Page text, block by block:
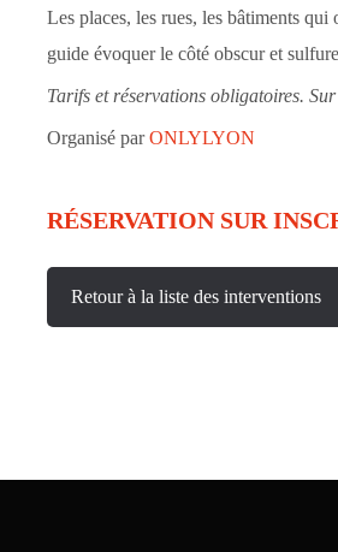
Les places, les rues, les bâtiments
guide évoquer le côté obscur et
Tarifs et réservations obligatoires.
Organisé parONLYLYON
RÉSERVATION SUR
Retour à la liste des interventions